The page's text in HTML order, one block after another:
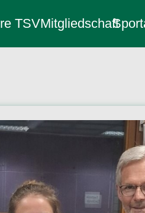
TSVMitgliedschaft